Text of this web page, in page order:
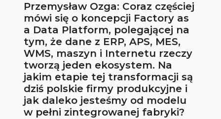
Przemysław Ozga: Coraz częściej
mówi się o koncepcji Factory as
a Data Platform, polegającej na
tym, że dane z ERP, APS, MES,
WMS, maszyn i Internetu rzeczy
tworzą jeden ekosystem. Na
jakim etapie tej transformacji są
dziś polskie firmy produkcyjne i
jak daleko jesteśmy od modelu
w pełni zintegrowanej fabryki?